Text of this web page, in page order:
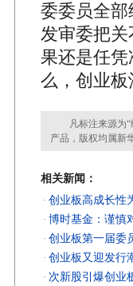
委委员全
发审委把
果还是任
么，创业板
凡标注来源为“经
产品，版权均属新
相关新闻：
· 创业板高成长性
· 博时基金：谨慎
· 创业板第一届委
· 创业板又迎发行
· 次新股引爆创业